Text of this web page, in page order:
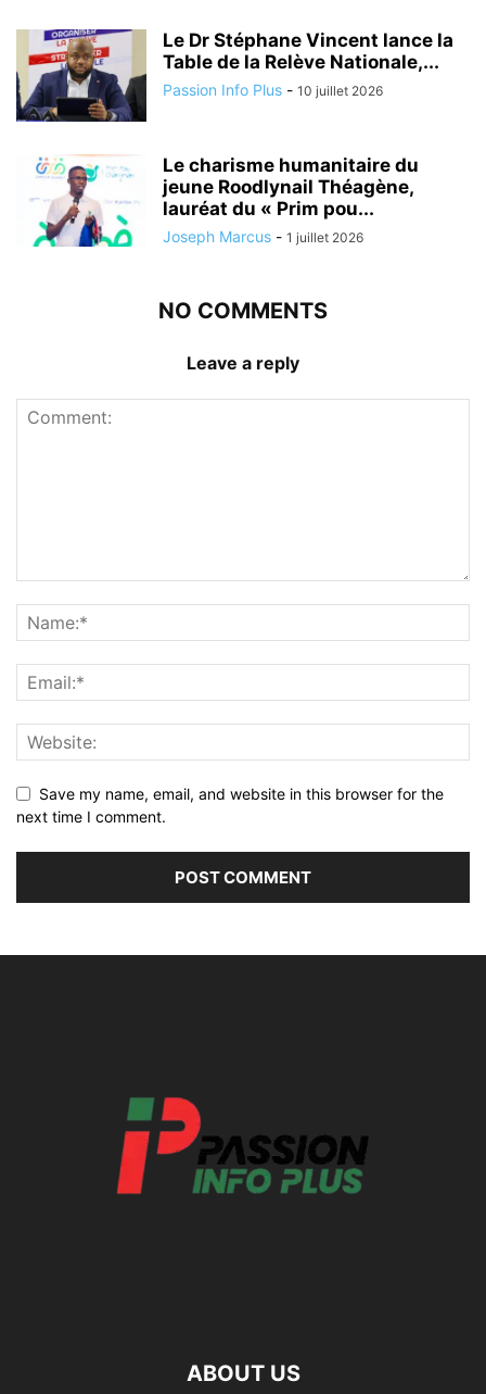
Le Dr Stéphane Vincent lance la
Table de la Relève Nationale,...
Passion Info Plus - 10 juillet 2026
Le charisme humanitaire du
jeune Roodlynail Théagène,
lauréat du « Prim pou...
Joseph Marcus - 1 juillet 2026
NO COMMENTS
Leave a reply
Save my name, email, and website in this browser for the
next time I comment.
ABOUT US